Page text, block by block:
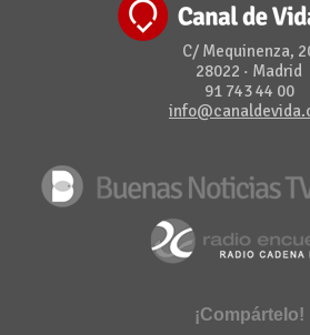
C/ Mequinenza,
28022 · Madrid
91 743 44 00
¡Compártelo!